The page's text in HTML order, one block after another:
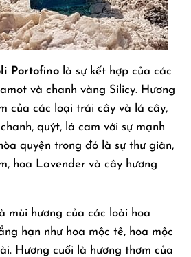
Portofino là sự kết hợp của các
và chanh vàng Silicy. Hương
của các loại trái cây và lá cây,
quýt, lá cam với sự mạnh
quyện trong đó là sự thư giãn,
hoa Lavender và cây hương
mùi hương của các loài hoa
hạn như hoa mộc tê, hoa mộc
Hương cuối là hương thơm của